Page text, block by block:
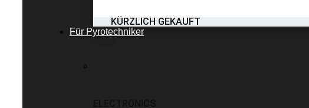
KÜRZLICH GEKAUFT
Für Pyrotechniker